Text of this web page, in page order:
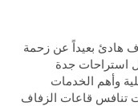
هادئ بعيداً عن زحمة
استراحات جدة
وأهم الخدمات
تنافس قاعات الزفاف